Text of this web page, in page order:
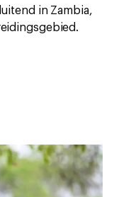
in Zambia,